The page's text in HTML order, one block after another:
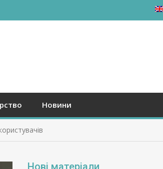
Новини
Нові матеріали